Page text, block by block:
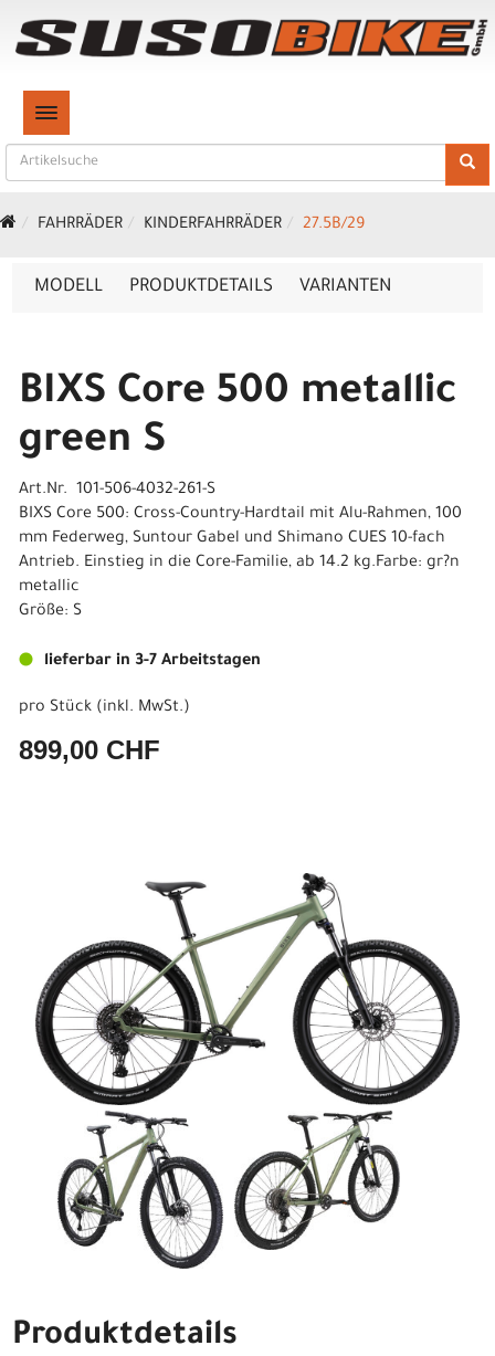
TOGGLE NAVIGATION
FAHRRÄDER KINDERFAHRRÄDER 27.5B/29
MODELL PRODUKTDETAILS VARIANTEN
BIXS Core 500 metallic
green S
Art.Nr. 101-506-4032-261-S
BIXS Core 500: Cross-Country-Hardtail mit Alu-Rahmen, 100
mm Federweg, Suntour Gabel und Shimano CUES 10-fach
Antrieb. Einstieg in die Core-Familie, ab 14.2 kg.Farbe: gr?n
metallic
Größe: S
lieferbar in 3-7 Arbeitstagen
pro Stück (inkl. MwSt.)
899,00 CHF
Produktdetails